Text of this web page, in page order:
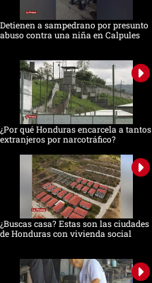
Detienen a sampedrano por presunto
abuso contra una niña en Calpules
¿Por qué Honduras encarcela a tantos
extranjeros por narcotráfico?
¿Buscas casa? Estas son las ciudades
de Honduras con vivienda social